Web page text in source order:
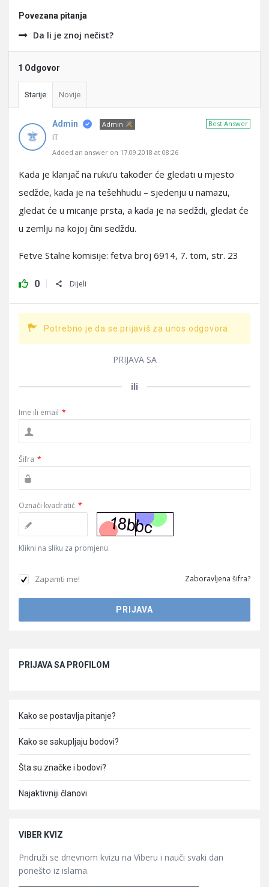
Povezana pitanja
Da li je znoj nečist?
1 Odgovor
Starije Novije
Best Answer
Admin Admin
IT
Added an answer on 17.09.2018 at 08:26
Kada je klanjač na ruku’u također će gledati u mjesto
sedžde, kada je na tešehhudu – sjedenju u namazu,
gledat će u micanje prsta, a kada je na sedždi, gledat će
u zemlju na kojoj čini sedždu.
Fetve Stalne komisije: fetva broj 6914, 7. tom, str. 23
0 Dijeli
Potrebno je da se prijaviš za unos odgovora.
PRIJAVA SA
ili
Ime ili email *
Šifra *
Označi kvadratić *
Klikni na sliku za promjenu.
Zapamti me! Zaboravljena šifra?
PRIJAVA SA PROFILOM
Kako se postavlja pitanje?
Kako se sakupljaju bodovi?
Šta su značke i bodovi?
Najaktivniji članovi
VIBER KVIZ
Pridruži se dnevnom kvizu na Viberu i nauči svaki dan
ponešto iz islama.